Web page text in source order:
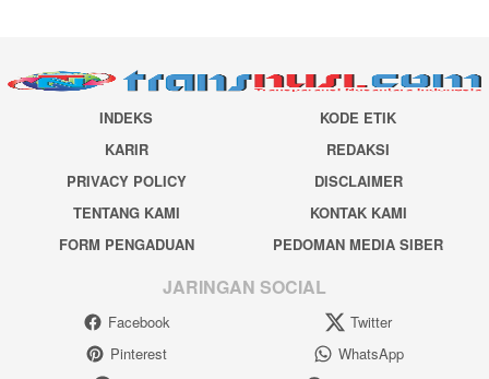
INDEKS
KODE ETIK
KARIR
REDAKSI
PRIVACY POLICY
DISCLAIMER
TENTANG KAMI
KONTAK KAMI
FORM PENGADUAN
PEDOMAN MEDIA SIBER
JARINGAN SOCIAL
Facebook
Twitter
Pinterest
WhatsApp